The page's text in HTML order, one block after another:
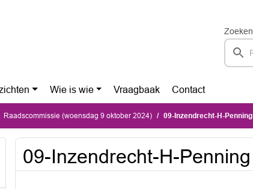
Zoeken
Wie is wie Vraagbaak Contact
Raadscommissie (woensdag 9 oktober 2024) 09-Inzendrecht-H-Penning
09-Inzendrecht-H-Penning